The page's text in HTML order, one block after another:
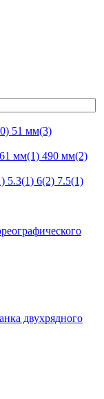
51 мм(3)
мм(1) 490 мм(2)
5.3(1) 6(2) 7.5(1)
двухрядного